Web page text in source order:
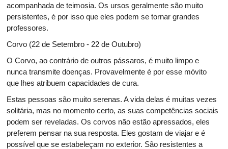
acompanhada de teimosia. Os ursos geralmente são muito
persistentes, é por isso que eles podem se tornar grandes
professores.
Corvo (22 de Setembro - 22 de Outubro)
O Corvo, ao contrário de outros pássaros, é muito limpo e
nunca transmite doenças. Provavelmente é por esse móvito
que lhes atribuem capacidades de cura.
Estas pessoas são muito serenas. A vida delas é muitas vezes
solitária, mas no momento certo, as suas competências sociais
podem ser reveladas. Os corvos não estão apressados, eles
preferem pensar na sua resposta. Eles gostam de viajar e é
possível que se estabeleçam no exterior. São resistentes a